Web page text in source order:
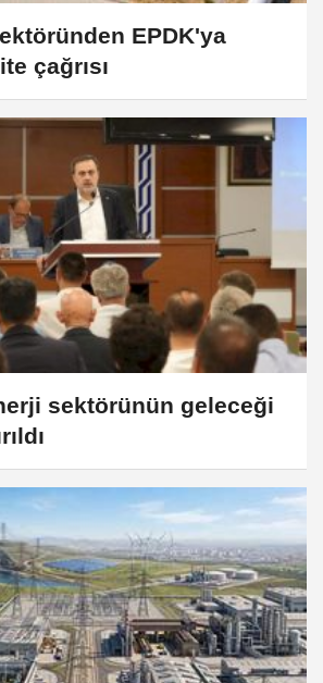
EPDK'ya
çağrısı
sektörünün geleceği